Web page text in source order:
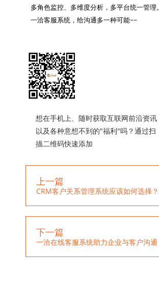
多角色监控、多维度分析，多平台统一管理。
一洽客服系统，给沟通多一种可能~~
想在手机上、随时获取互联网前沿资讯
以及各种意想不到的"福利"吗？通过扫
描二维码快速添加
上一篇
CRM客户关系管理系统应该如何选择？
下一篇
一洽在线客服系统助力企业与客户沟通